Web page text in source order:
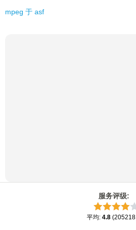
mpeg 于 asf
服务评级:
平均: 4.8 (205218